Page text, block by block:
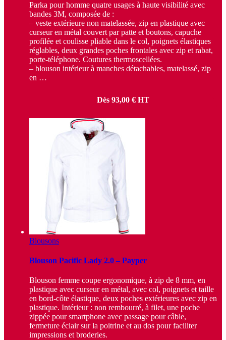
Parka pour homme quatre usages à haute visibilité avec
bandes 3M, composée de :
– veste extérieure non matelassée, zip en plastique avec
curseur en métal couvert par patte et boutons, capuche
profilée et coulisse pliable dans le col, poignets élastiques
réglables, deux grandes poches frontales avec zip et rabat,
porte-téléphone. Coutures thermoscellées.
– blouson intérieur à manches détachables, matelassé, zip
en …
Dès 93,00 € HT
Blousons
Blouson Pacific Lady 2.0 – Payper
Blouson femme coupe ergonomique, à zip de 8 mm, en
plastique avec curseur en métal, avec col, poignets et taille
en bord-côte élastique, deux poches extérieures avec zip en
plastique. Intérieur : non rembourré, à filet, une poche
zippée pour smartphone avec passage pour câble,
fermeture éclair sur la poitrine et au dos pour faciliter
impressions et broderies.